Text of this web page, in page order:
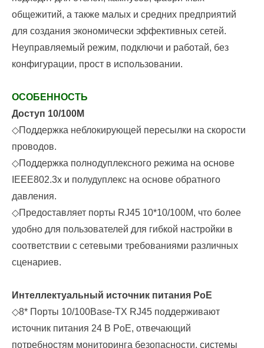
общежитий, а также малых и средних предприятий
для создания экономически эффективных сетей.
Неуправляемый режим, подключи и работай, без
конфигурации, прост в использовании.
ОСОБЕННОСТЬ
Доступ 10/100M
◇Поддержка неблокирующей пересылки на скорости
проводов.
◇Поддержка полнодуплексного режима на основе
IEEE802.3x и полудуплекс на основе обратного
давления.
◇Предоставляет порты RJ45 10*10/100M, что более
удобно для пользователей для гибкой настройки в
соответствии с сетевыми требованиями различных
сценариев.
Интеллектуальный источник питания PoE
◇8* Порты 10/100Base-TX RJ45 поддерживают
источник питания 24 В PoE, отвечающий
потребностям мониторинга безопасности, системы